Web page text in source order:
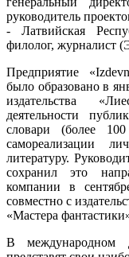
руководитель
- Латвийская
филолог, журналист
Предприятие
было образовано в
издательства
деятельности
словари (более
самореализации
литературу.
сохранил это
компании в
совместно с
«Мастера
В международном